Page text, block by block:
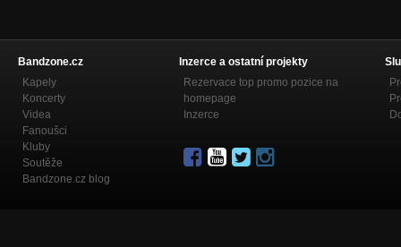
Bandzone.cz
Kapely
Koncerty
Videa
Fanoušci
Kluby
Soutěže
Bandzone.cz blog
Inzerce a ostatní projekty
Rezervace top promo pozice na
homepage
Inzerce